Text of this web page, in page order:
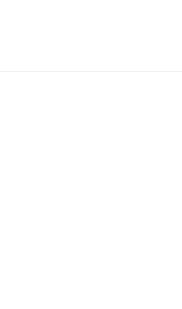
séance avec la